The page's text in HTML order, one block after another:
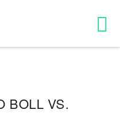
BOLL VS.